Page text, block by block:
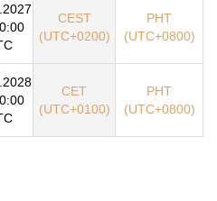
CEST
(UTC+0200)
PHT
(UTC+0800)
CET
(UTC+0100)
PHT
(UTC+0800)